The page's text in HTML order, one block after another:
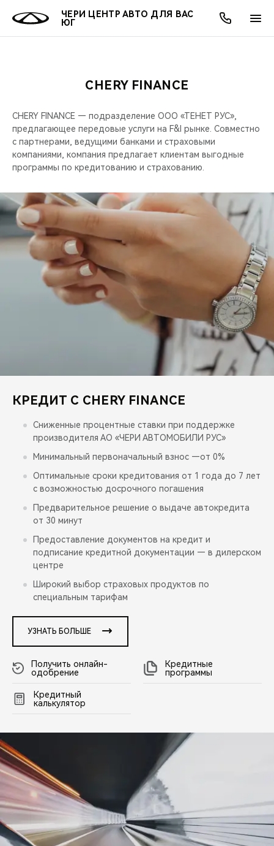
ЧЕРИ ЦЕНТР АВТО ДЛЯ ВАС
ЮГ
МОДЕЛИ
КРОССОВЕРЫ
СЕДАНЫ
НОВИНКИ
ПОКУПАТЕЛЯМ
ВЫБОР И ПОКУПКА
КРЕДИТ И СТРАХОВАНИЕ
ВЛАДЕЛЬЦАМ
СЕРВИС
ЗАПЧАСТИ И АКСЕССУАРЫ
CHERY CONNECT
МИР CHERY
АКСЕССУАРЫ
О БРЕНДЕ
ЛЮДИ CHERY
БЛАГОТВОРИТЕЛЬНОСТЬ
CHERY REMOTE
CHERY И СПОРТ
CHERY ДЛЯ ДЕТЕЙ
АКЦИИ
ВЫГОДЫ И АКЦИИ
ОНЛАЙН СЕРВИСЫ
ВЫБОР И ПОКУПКА
КРЕДИТ
О КОМПАНИИ
О НАС
МЫ В СОЦСЕТЯХ
CHERY FINANCE
CHERY FINANCE — подразделение ООО «ТЕНЕТ РУС»,
предлагающее передовые услуги на F&I рынке. Совместно
с партнерами, ведущими банками и страховыми
компаниями, компания предлагает клиентам выгодные
программы по кредитованию и страхованию.
КРЕДИТ С CHERY FINANCE
Сниженные процентные ставки при поддержке
производителя АО «ЧЕРИ АВТОМОБИЛИ РУС»
Минимальный первоначальный взнос —от 0%
Оптимальные сроки кредитования от 1 года до 7 лет
с возможностью досрочного погашения
Предварительное решение о выдаче автокредита
от 30 минут
Предоставление документов на кредит и
подписание кредитной документации — в дилерском
центре
Широкий выбор страховых продуктов по
специальным тарифам
УЗНАТЬ БОЛЬШЕ
Получить онлайн-
одобрение
Кредитные
программы
Кредитный
калькулятор